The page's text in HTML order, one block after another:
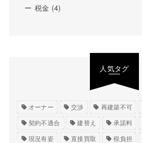
税金 (4)
人気タグ
オーナー 交渉 再建築不可
契約不適合
建替え 承諾料
現況有姿
直接買取 税負担